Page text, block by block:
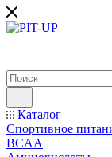
Каталог
Спортивное
BCAA